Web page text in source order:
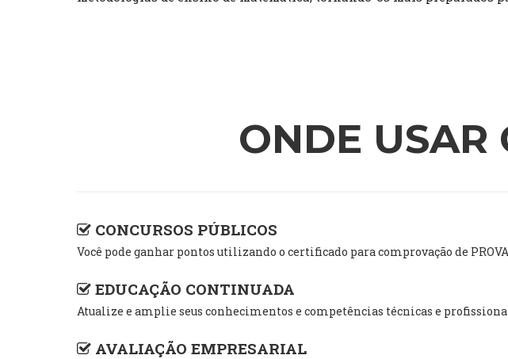
ONDE USAR
CONCURSOS PÚBLICOS
Você pode ganhar pontos utilizando o certificado para comprovação de
EDUCAÇÃO CONTINUADA
Atualize e amplie seus conhecimentos e competências técnicas e
AVALIAÇÃO EMPRESARIAL